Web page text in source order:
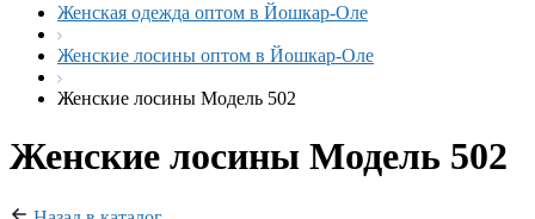
Женская одежда оптом в Йошкар-Оле
Женские лосины оптом в Йошкар-Оле
Женские лосины Модель 502
Женские лосины Модель 502